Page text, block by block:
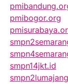
pmibogor.org
smpn14jkt.id